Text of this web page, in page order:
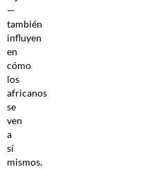
—
también
influyen
en
cómo
los
africanos
se
ven
a
sí
mismos,